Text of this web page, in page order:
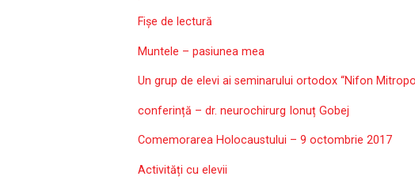
Fișe de lectură
Muntele – pasiunea mea
Un grup de elevi ai seminarului ortodox “Nifon
conferință – dr. neurochirurg Ionuț Gobej
Comemorarea Holocaustului – 9 octombrie 2017
Activități cu elevii